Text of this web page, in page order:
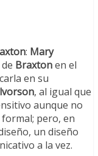
: Mary
Braxtonen el
en su
, al igual que
aunque no
pero, en
un diseño
a la vez.